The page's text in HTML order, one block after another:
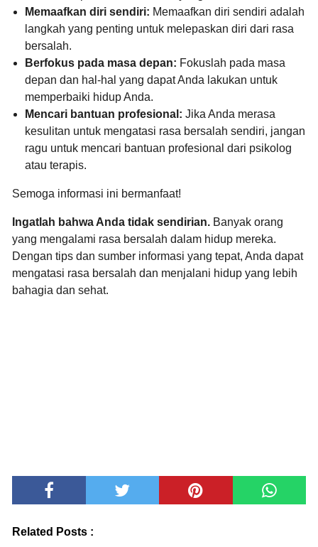
Memaafkan diri sendiri: Memaafkan diri sendiri adalah
langkah yang penting untuk melepaskan diri dari rasa
bersalah.
Berfokus pada masa depan: Fokuslah pada masa
depan dan hal-hal yang dapat Anda lakukan untuk
memperbaiki hidup Anda.
Mencari bantuan profesional: Jika Anda merasa
kesulitan untuk mengatasi rasa bersalah sendiri, jangan
ragu untuk mencari bantuan profesional dari psikolog
atau terapis.
Semoga informasi ini bermanfaat!
Ingatlah bahwa Anda tidak sendirian. Banyak orang
yang mengalami rasa bersalah dalam hidup mereka.
Dengan tips dan sumber informasi yang tepat, Anda dapat
mengatasi rasa bersalah dan menjalani hidup yang lebih
bahagia dan sehat.
Related Posts :